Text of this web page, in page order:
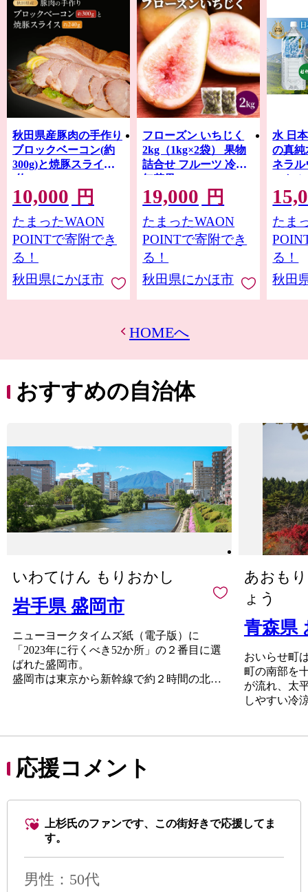
秋田県産豚肉の手作り
ブロックベーコン(約
300g)と焼豚スライス
(約240g)
10,000 円
たまったWAON
POINTで寄附でき
る！
秋田県にかほ市
フローズン いちじく
2kg（1kg×2袋） 果物
詰合せ フルーツ 冷凍
無花果
19,000 円
たまったWAON
POINTで寄附でき
る！
秋田県にかほ市
水 日
の真純
ネラル
ット
産地
美容
ペッ
水 災
水 ロ
ク 災
温 常
たま
る！
秋田
HOMEへ
おすすめの自治体
いわてけん もりおかし
岩手県 盛岡市
ニューヨークタイムズ紙（電子版）に
「2023年に行くべき52か所」の２番目に選
ばれた盛岡市。
盛岡市は東京から新幹線で約２時間の北東
手銀行赤レンガ館」をはじめとする大正か
街地に点在する、歩いて楽しめるまちで
す。
「盛岡じゃじゃ麺」は盛岡三大麺として観
光客にも人気でお土産、返礼品の定番商品
岡市の特産品です。さらに、お米やりんご
あおも
ょう
青森県
おいらせ町
町の南部を
が流れ、太
しやすい冷
ます。近年
末にはたく
な環境で思
高速道路が
応援コメント
上杉氏のファンです、この街好きで応援してま
す。
男性 ：50代